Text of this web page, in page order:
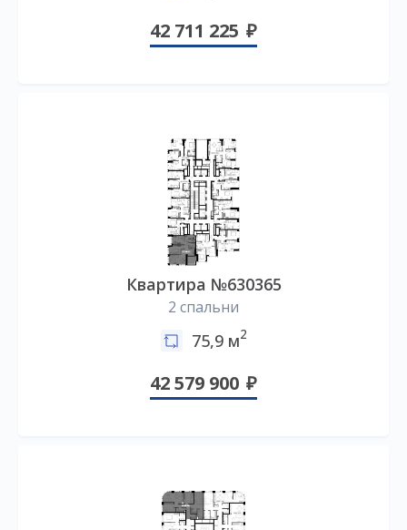
42 711 225
Квартира №630365
2 спальни
75,9 м2
42 579 900